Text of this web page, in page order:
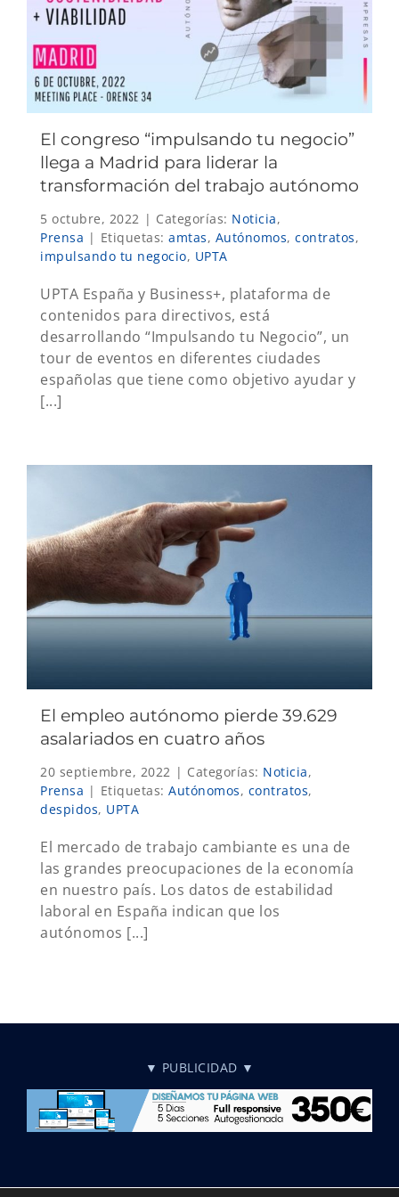
El congreso “impulsando tu negocio”
llega a Madrid para liderar la
transformación del trabajo autónomo
5 octubre, 2022 | Categorías: Noticia,
Prensa | Etiquetas: amtas, Autónomos, contratos,
impulsando tu negocio, UPTA
UPTA España y Business+, plataforma de
contenidos para directivos, está
desarrollando “Impulsando tu Negocio”, un
tour de eventos en diferentes ciudades
españolas que tiene como objetivo ayudar y
[...]
El empleo autónomo pierde 39.629
asalariados en cuatro años
20 septiembre, 2022 | Categorías: Noticia,
Prensa | Etiquetas: Autónomos, contratos,
despidos, UPTA
El mercado de trabajo cambiante es una de
las grandes preocupaciones de la economía
en nuestro país. Los datos de estabilidad
laboral en España indican que los
autónomos [...]
▼ PUBLICIDAD ▼